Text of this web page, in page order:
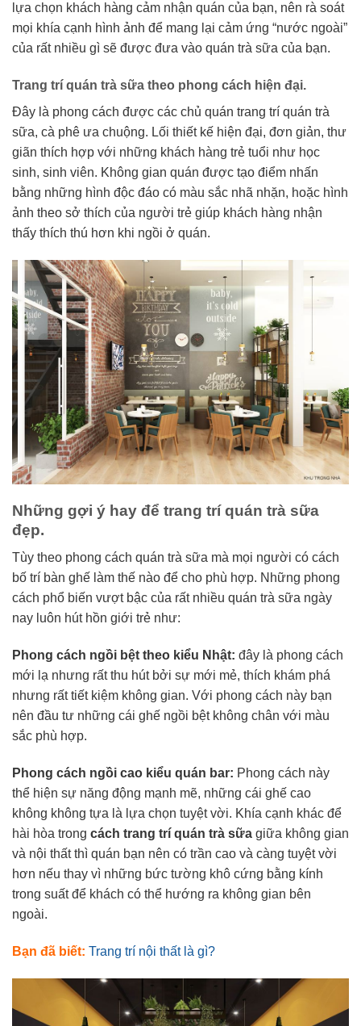
lựa chọn khách hàng cảm nhận quán của bạn, nên rà soát
mọi khía cạnh hình ảnh để mang lại cảm ứng “nước ngoài”
của rất nhiều gì sẽ được đưa vào quán trà sữa của bạn.
Trang trí quán trà sữa theo phong cách hiện đại.
Đây là phong cách được các chủ quán trang trí quán trà
sữa, cà phê ưa chuộng. Lối thiết kế hiện đại, đơn giản, thư
giãn thích hợp với những khách hàng trẻ tuổi như học
sinh, sinh viên. Không gian quán được tạo điểm nhấn
bằng những hình độc đáo có màu sắc nhã nhặn, hoặc hình
ảnh theo sở thích của người trẻ giúp khách hàng nhận
thấy thích thú hơn khi ngồi ở quán.
Những gợi ý hay để trang trí quán trà sữa
đẹp.
Tùy theo phong cách quán trà sữa mà mọi người có cách
bố trí bàn ghế làm thế nào để cho phù hợp. Những phong
cách phổ biến vượt bậc của rất nhiều quán trà sữa ngày
nay luôn hút hồn giới trẻ như:
Phong cách ngồi bệt theo kiểu Nhật: đây là phong cách
mới lạ nhưng rất thu hút bởi sự mới mẻ, thích khám phá
nhưng rất tiết kiệm không gian. Với phong cách này bạn
nên đầu tư những cái ghế ngồi bệt không chân với màu
sắc phù hợp.
Phong cách ngồi cao kiểu quán bar: Phong cách này
thể hiện sự năng động mạnh mẽ, những cái ghế cao
không không tựa là lựa chọn tuyệt vời. Khía cạnh khác để
hài hòa trong cách trang trí quán trà sữa giữa không gian
và nội thất thì quán bạn nên có trần cao và càng tuyệt vời
hơn nếu thay vì những bức tường khô cứng bằng kính
trong suất để khách có thể hướng ra không gian bên
ngoài.
Bạn đã biết: Trang trí nội thất là gì?